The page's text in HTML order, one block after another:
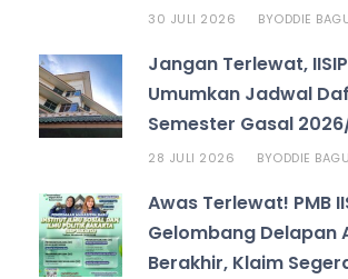
30 JULI 2026 BYODDIE
Jangan Terlewat,
Umumkan Jadwal
Semester Gasal
28 JULI 2026 BYODDIE
Awas Terlewat! PMB
Gelombang Delapan
Berakhir, Klaim